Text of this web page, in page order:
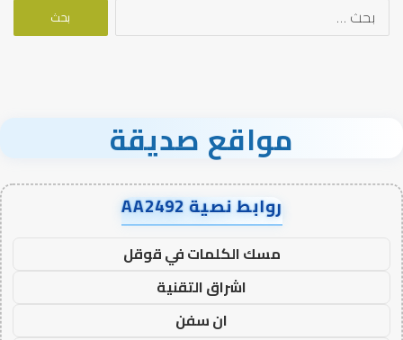
البحث
مواقع صديقة
روابط نصية AA2492
مسك الكلمات في قوقل
اشراق التقنية
ان سفن